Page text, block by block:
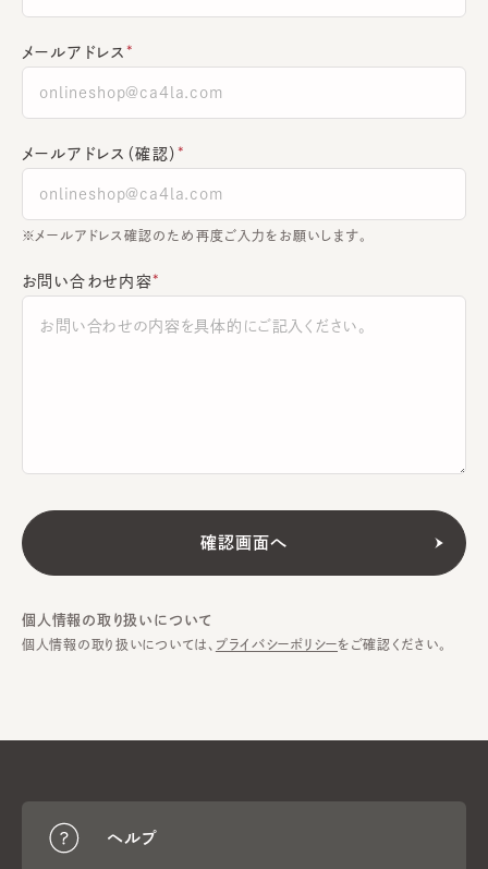
メールアドレス
メールアドレス（確認）
※メールアドレス確認のため再度ご入力をお願いします。
お問い合わせ内容
個人情報の取り扱いについて
個人情報の取り扱いについては、 プライバシーポリシーをご確認ください。
ヘルプ